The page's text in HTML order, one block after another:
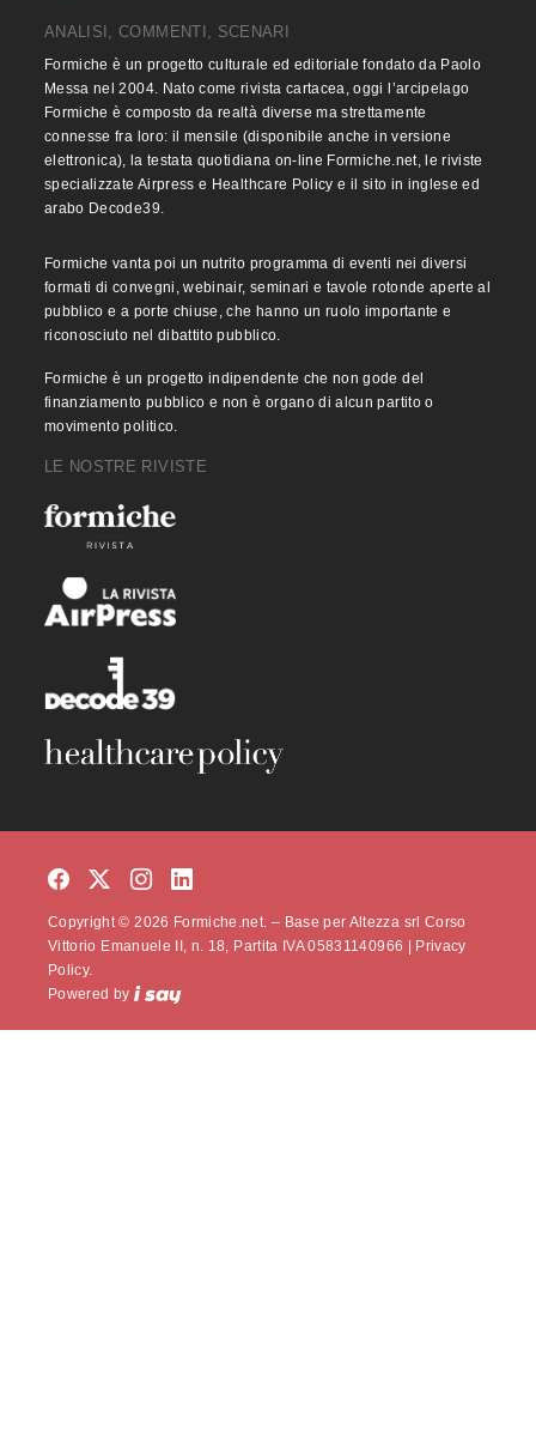
ANALISI, COMMENTI, SCENARI
Formiche è un progetto culturale ed editoriale fondato da Paolo
Messa nel 2004. Nato come rivista cartacea, oggi l’arcipelago
Formiche è composto da realtà diverse ma strettamente
connesse fra loro: il mensile (disponibile anche in versione
elettronica), la testata quotidiana on-line Formiche.net, le riviste
specializzate Airpress e Healthcare Policy e il sito in inglese ed
arabo Decode39.
Formiche vanta poi un nutrito programma di eventi nei diversi
formati di convegni, webinair, seminari e tavole rotonde aperte al
pubblico e a porte chiuse, che hanno un ruolo importante e
riconosciuto nel dibattito pubblico.
Formiche è un progetto indipendente che non gode del
finanziamento pubblico e non è organo di alcun partito o
movimento politico.
LE NOSTRE RIVISTE
Copyright © 2026 Formiche.net. – Base per Altezza srl Corso
Vittorio Emanuele II, n. 18, Partita IVA 05831140966 | Privacy
Policy.
Powered by